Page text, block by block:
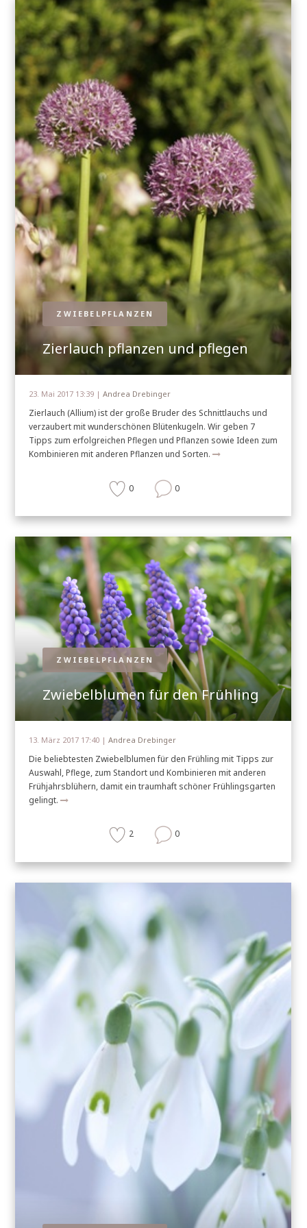
ZWIEBELPFLANZEN
Zierlauch pflanzen und pflegen
23. Mai 2017 13:39 |Andrea Drebinger
Zierlauch (Allium) ist der große Bruder des Schnittlauchs und
verzaubert mit wunderschönen Blütenkugeln. Wir geben 7
Tipps zum erfolgreichen Pflegen und Pflanzen sowie Ideen zum
Kombinieren mit anderen Pflanzen und Sorten.
0 0
ZWIEBELPFLANZEN
Zwiebelblumen für den Frühling
13. März 2017 17:40 |Andrea Drebinger
Die beliebtesten Zwiebelblumen für den Frühling mit Tipps zur
Auswahl, Pflege, zum Standort und Kombinieren mit anderen
Frühjahrsblühern, damit ein traumhaft schöner Frühlingsgarten
gelingt.
2 0